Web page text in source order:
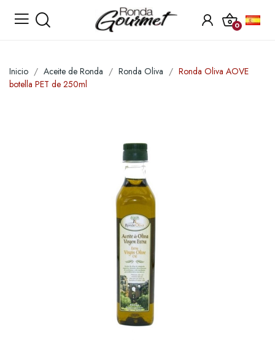
0
Inicio Aceite de Ronda Ronda Oliva
Ronda Oliva AOVE
botella PET de 250ml